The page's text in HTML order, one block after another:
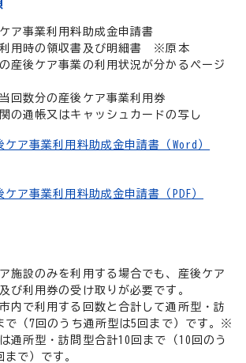
ア事業利用料助成金申請書
利用時の領収書及び明細書 ※原本
産後ケア事業の利用状況が分かるページ
回数分の産後ケア事業利用券
の通帳又はキャッシュカードの写し
ケア事業利用料助成金申請書（Word）
ケア事業利用料助成金申請書（PDF）
施設のみを利用する場合でも、産後ケア
び利用券の受け取りが必要です。
内で利用する回数と合計して通所型・訪
で（7回のうち通所型は5回まで）です。 ※
通所型・訪問型合計10回まで（10回のう
で）です。